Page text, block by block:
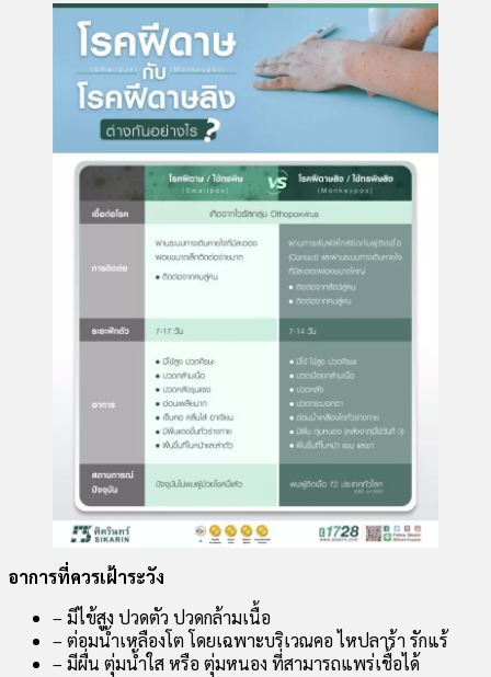
อาการที่ควรเฝ้าระวัง
– มีไข้สูง ปวดตัว ปวดกล้ามเนื้อ
– ต่อมน้ำเหลืองโต โดยเฉพาะบริเวณคอ ไหปลาร้า รักแร้
– มีผื่น ตุ่มน้ำใส หรือ ตุ่มหนอง ที่สามารถแพร่เชื้อได้